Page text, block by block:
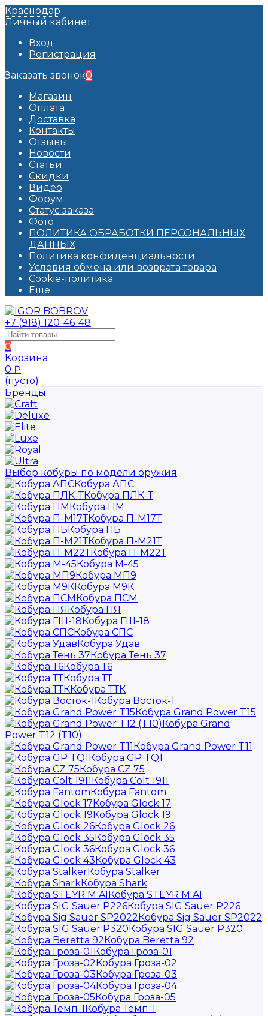
Краснодар
Личный кабинет
Вход
Регистрация
Заказать звонок0
Магазин
Оплата
Доставка
Контакты
Отзывы
Новости
Статьи
Скидки
Видео
Форум
Статус заказа
Фото
ПОЛИТИКА ОБРАБОТКИ ПЕРСОНАЛЬНЫХ
ДАННЫХ​
Политика конфиденциальности
Условия обмена или возврата товара
Cookie-политика
Еще
+7 (918) 120-46-48
0
Корзина
0 ₽
(пусто)
Бренды
Выбор кобуры по модели оружия
Кобура АПС
Кобура ПЛК-Т
Кобура ПМ
Кобура П-М17Т
Кобура ПБ
Кобура П-М21Т
Кобура П-М22Т
Кобура М-45
Кобура МП9
Кобура М9К
Кобура ПСМ
Кобура ПЯ
Кобура ГШ-18
Кобура СПС
Кобура Удав
Кобура Тень 37
Кобура Т6
Кобура ТТ
Кобура ТТК
Кобура Восток-1
Кобура Grand Power T15
Кобура Grand
Power T12 (T10)
Кобура Grand Power T11
Кобура GP TQ1
Кобура CZ 75
Кобура Colt 1911
Кобура Fantom
Кобура Glock 17
Кобура Glock 19
Кобура Glock 26
Кобура Glock 35
Кобура Glock 36
Кобура Glock 43
Кобура Stalker
Кобура Shark
Кобура STEYR M A1
Кобура SIG Sauer P226
Кобура Sig Sauer SP2022
Кобура SIG Sauer P320
Кобура Beretta 92
Кобура Гроза-01
Кобура Гроза-02
Кобура Гроза-03
Кобура Гроза-04
Кобура Гроза-05
Кобура Темп-1